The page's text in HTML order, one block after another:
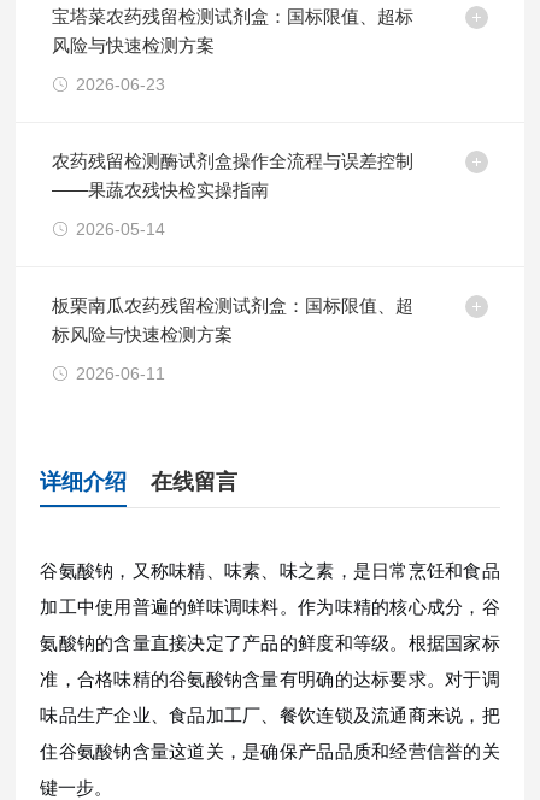
宝塔菜农药残留检测试剂盒：国标限值、超标
风险与快速检测方案
2026-06-23
农药残留检测酶试剂盒操作全流程与误差控制
——果蔬农残快检实操指南
2026-05-14
板栗南瓜农药残留检测试剂盒：国标限值、超
标风险与快速检测方案
2026-06-11
详细介绍 在线留言
谷氨酸钠，又称味精、味素、味之素，是日常烹饪和食品
加工中使用普遍的鲜味调味料。作为味精的核心成分，谷
氨酸钠的含量直接决定了产品的鲜度和等级。根据国家标
准，合格味精的谷氨酸钠含量有明确的达标要求。对于调
味品生产企业、食品加工厂、餐饮连锁及流通商来说，把
住谷氨酸钠含量这道关，是确保产品品质和经营信誉的关
键一步。